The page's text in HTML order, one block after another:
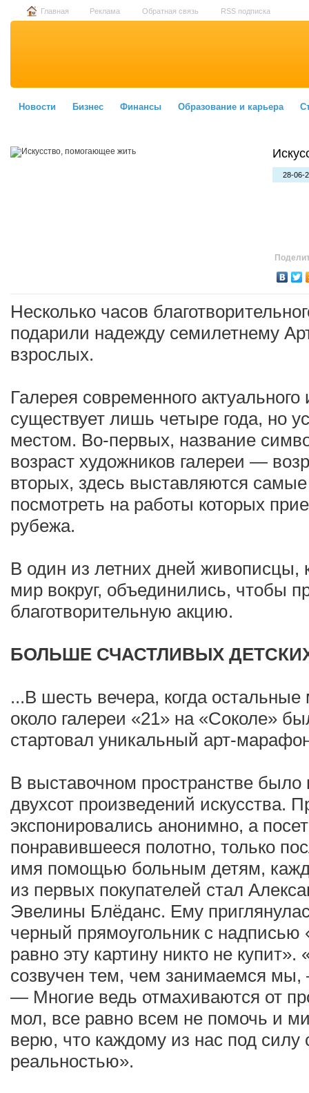
Главная Реклама Обратная связь RSS подписка
Новости Бизнес Финансы Образование и карьера
28-06-
Несколько часов
подарили надежду семилетнему
взрослых.
Галерея современного актуального
существует лишь четыре года, но
местом. Во-первых, название
возраст художников галереи —
вторых, здесь выставляются
посмотреть на работы которых
рубежа.
В один из летних дней живописцы,
мир вокруг, объединились, чтобы
благотворительную акцию.
БОЛЬШЕ СЧАСТЛИВЫХ
...В шесть вечера, когда
около галереи «21» на «Соколе»
стартовал уникальный арт-
В выставочном пространстве было
двухсот произведений искусства.
экспонировались анонимно, а
понравившееся полотно, только
имя помощью больным детям,
из первых покупателей стал
Эвелины Блёданс. Ему
черный прямоугольник с надписью
равно эту картину никто не
созвучен тем, чем занимаемся
— Многие ведь отмахиваются от
мол, все равно всем не помочь и
верю, что каждому из нас под силу
реальностью».